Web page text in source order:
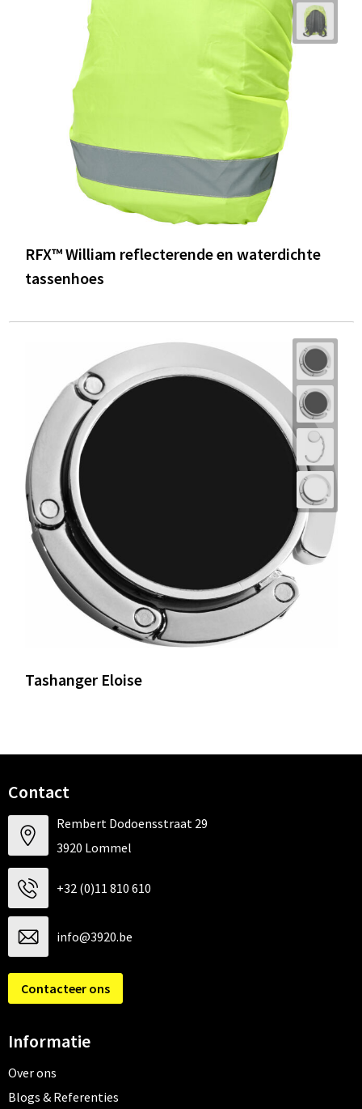
RFX™ William reflecterende en waterdichte
tassenhoes
Tashanger Eloise
Contact
Rembert Dodoensstraat 29
3920 Lommel
+32 (0)11 810 610
info@3920.be
Contacteer ons
Informatie
Over ons
Blogs & Referenties